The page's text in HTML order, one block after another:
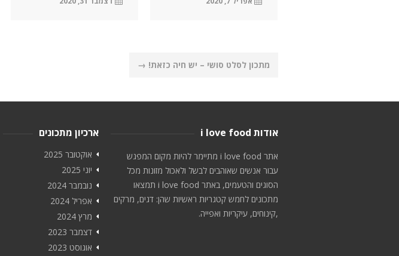
Post
מתכון לסלט סושי – יש חיה כזאת! →
אודות i love food
אתר i love food מתיימר להיות מקום המפגש
עבור אנשים שאוהבים לבשל ולאכול מזונות מכל
הסוגים והטעמים, באתר i love food תמצאו
מתכונים לחמש קטגריות ראשיות שהן: דגים, מרקים
,קינוחים, עיקריות ואפייה.
ארכיון מתכונים
אוקטובר 2025
יוני 2025
נובמבר 2024
אפריל 2024
מרץ 2024
דצמבר 2023
אוגוסט 2023